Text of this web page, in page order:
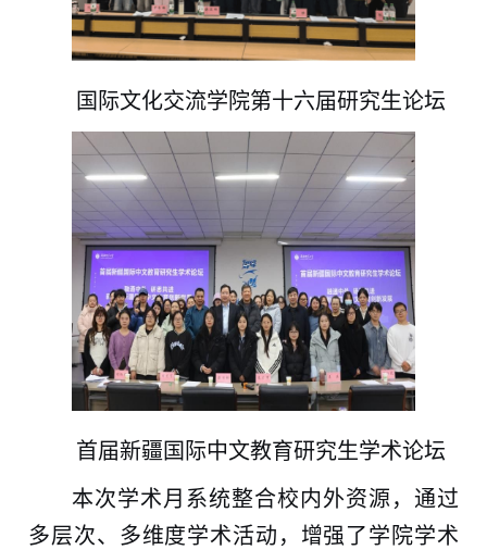
国际文化交流学院第十六届研究生论坛
首届新疆国际中文教育研究生学术论坛
本次学术月系统整合校内外资源，通过
多层次、多维度学术活动，增强了学院学术